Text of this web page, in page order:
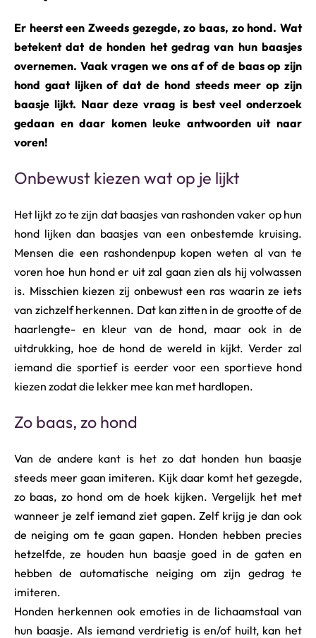
r
j
e
h
u
s
d
Er heerst een Zweeds gezegde, zo baas, zo hond. Wat
betekent dat de honden het gedrag van hun baasjes
overnemen. Vaak vragen we ons af of de baas op zijn
hond gaat lijken of dat de hond steeds meer op zijn
baasje lijkt. Naar deze vraag is best veel onderzoek
gedaan en daar komen leuke antwoorden uit naar
voren!
Onbewust kiezen wat op je lijkt
Het lijkt zo te zijn dat baasjes van rashonden vaker op hun
hond lijken dan baasjes van een onbestemde kruising.
Mensen die een rashondenpup kopen weten al van te
voren hoe hun hond er uit zal gaan zien als hij volwassen
is. Misschien kiezen zij onbewust een ras waarin ze iets
van zichzelf herkennen. Dat kan zitten in de grootte of de
haarlengte- en kleur van de hond, maar ook in de
uitdrukking, hoe de hond de wereld in kijkt. Verder zal
iemand die sportief is eerder voor een sportieve hond
kiezen zodat die lekker mee kan met hardlopen.
Zo baas, zo hond
Van de andere kant is het zo dat honden hun baasje
steeds meer gaan imiteren. Kijk daar komt het gezegde,
zo baas, zo hond om de hoek kijken. Vergelijk het met
wanneer je zelf iemand ziet gapen. Zelf krijg je dan ook
de neiging om te gaan gapen. Honden hebben precies
hetzelfde, ze houden hun baasje goed in de gaten en
hebben de automatische neiging om zijn gedrag te
imiteren.
Honden herkennen ook emoties in de lichaamstaal van
hun baasje. Als iemand verdrietig is en/of huilt, kan het